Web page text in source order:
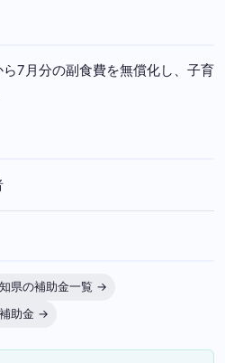
7月分の副食費を無償化し、子育
県の補助金一覧 →
助金 →